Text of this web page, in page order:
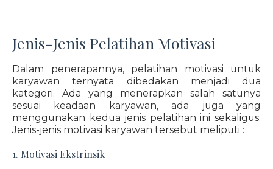
Jenis-Jenis Pelatihan Motivasi
Dalam penerapannya, pelatihan motivasi untuk
karyawan ternyata dibedakan menjadi dua
kategori. Ada yang menerapkan salah satunya
sesuai keadaan karyawan, ada juga yang
menggunakan kedua jenis pelatihan ini sekaligus.
Jenis-jenis motivasi karyawan tersebut meliputi :
1. Motivasi Ekstrinsik